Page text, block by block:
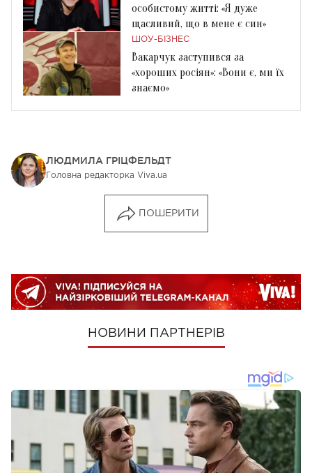
особистому житті: «Я дуже
щасливий, що в мене є син»
ШОУ-БІЗНЕС
Вакарчук заступився за
«хороших росіян»: «Вони є, ми їх
знаємо»
ЛЮДМИЛА ГРІЦФЕЛЬДТ
Головна редакторка Viva.ua
ПОШЕРИТИ
НОВИНИ ПАРТНЕРІВ